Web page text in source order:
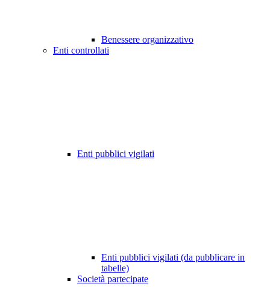
Benessere organizzativo
Enti controllati
Enti pubblici vigilati
Enti pubblici vigilati (da pubblicare in
tabelle)
Società partecipate